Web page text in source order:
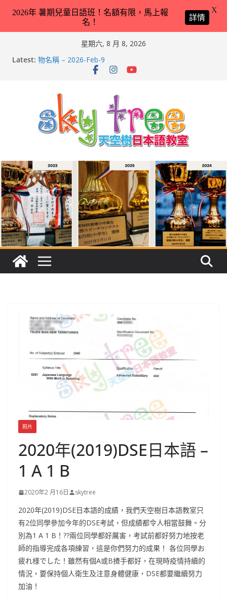
星期六, 8 月 8, 2026
Latest: 天空樹日本語教室 – Markus 教你動物園／水族館常見動
物名稱 – 2026-Feb-9
第21回（2026）香港小中高生日本語スピーチコンテス
ト（日語朗誦比賽）再次獲得優異成績！
2026兒童日語暑期班（適合完全未學過日語 3 － 11 歲
小朋友）！
天空樹日本語教室 – Tyler 教你動物園／水族館常見動物
名稱 – 2026-Feb-19
照片
2020年(2019)DSE日本語 –
1 A 1 B
2020年2 月16日 skytree
2020年(2019)DSE日本語的成績，我們天空樹日本語教室只
有2位同學參加今年的DSE考試，但成績都令人相當鼓舞。分
別為1 A 1 B！ ??兩位同學都好厲害，考試前都好努力地按老
師的指導完成各項練習，這是你們努力的成果！ 各位同學お
疲れ様でした！雖然有個A或B揸手都好，在現時疫情持續的
情況，要保持個人衛生及注意身體健康，DSE都要繼續努力
加油！
2026年 暑期兒童日語班！名額有限，馬上報
名！
詳情
X